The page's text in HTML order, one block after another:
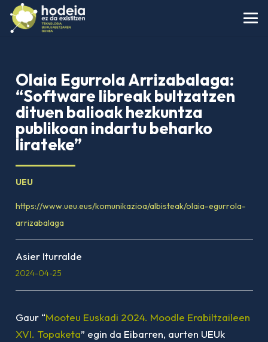
Olaia Egurrola Arrizabalaga:
“Software libreak bultzatzen
dituen balioak hezkuntza
publikoan indartu beharko
lirateke”
UEU
https://www.ueu.eus/komunikazioa/albisteak/olaia-egurrola-
arrizabalaga
Asier Iturralde
2024-04-25
Gaur “Mooteu Euskadi 2024. Moodle Erabiltzaileen
XVI. Topaketa” egin da Eibarren, aurten UEUk